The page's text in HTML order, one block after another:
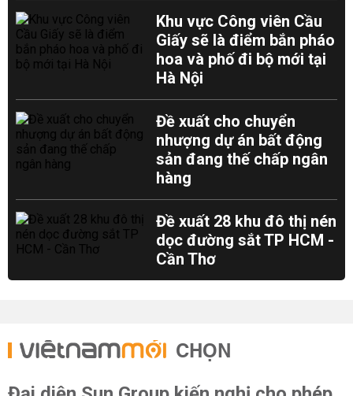
Khu vực Công viên Cầu
Giấy sẽ là điểm bắn pháo
hoa và phố đi bộ mới tại
Hà Nội
Đề xuất cho chuyển
nhượng dự án bất động
sản đang thế chấp ngân
hàng
Đề xuất 28 khu đô thị nén
dọc đường sắt TP HCM -
Cần Thơ
CHỌN